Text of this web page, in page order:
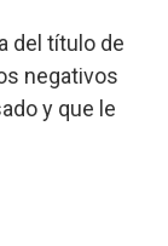
del título de
negativos
y que le